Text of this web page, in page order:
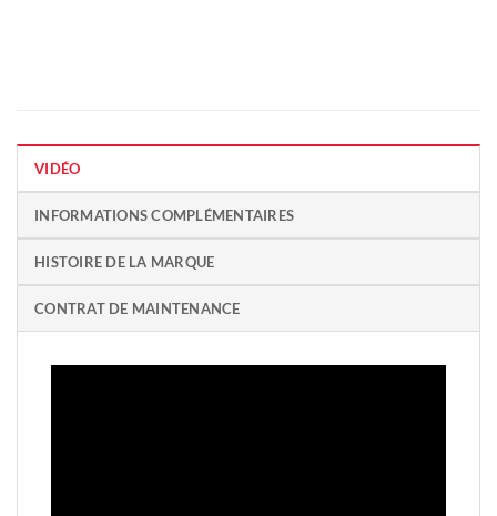
VIDÉO
INFORMATIONS COMPLÉMENTAIRES
HISTOIRE DE LA MARQUE
CONTRAT DE MAINTENANCE